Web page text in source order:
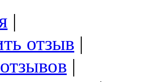
|
отзыв |
|